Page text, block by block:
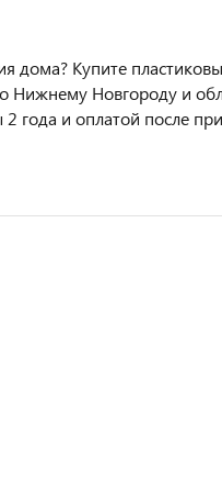
дома? Купите
Новгороду и
года и оплатой после